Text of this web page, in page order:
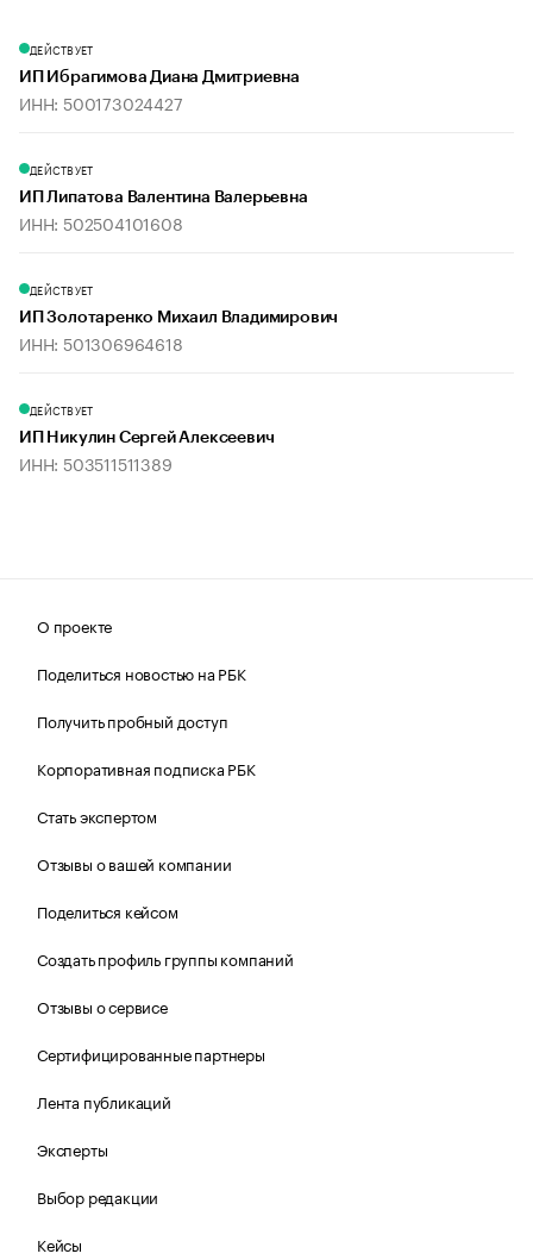
ДЕЙСТВУЕТ
ИП Ибрагимова Диана Дмитриевна
ИНН: 500173024427
ДЕЙСТВУЕТ
ИП Липатова Валентина Валерьевна
ИНН: 502504101608
ДЕЙСТВУЕТ
ИП Золотаренко Михаил Владимирович
ИНН: 501306964618
ДЕЙСТВУЕТ
ИП Никулин Сергей Алексеевич
ИНН: 503511511389
О проекте
Поделиться новостью на РБК
Получить пробный доступ
Корпоративная подписка РБК
Стать экспертом
Отзывы о вашей компании
Поделиться кейсом
Создать профиль группы компаний
Отзывы о сервисе
Сертифицированные партнеры
Лента публикаций
Эксперты
Выбор редакции
Кейсы